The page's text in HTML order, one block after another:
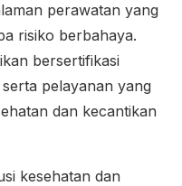
perawatan yang
risiko berbahaya.
bersertifikasi
pelayanan yang
dan kecantikan
kesehatan dan